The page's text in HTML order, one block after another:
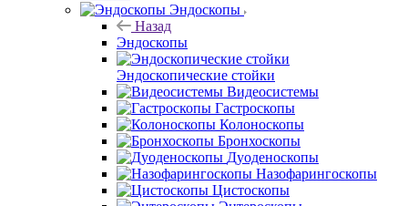
Эндоскопы
Назад
Эндоскопы
Эндоскопические стойки
Видеосистемы
Гастроскопы
Колоноскопы
Бронхоскопы
Дуоденоскопы
Назофарингоскопы
Цистоскопы